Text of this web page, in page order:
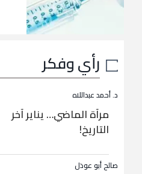
رأي وفكر
د. أحمد عبداللاه
مرآة الماضي… يناير آخر
التاريخ!
صالح أبو عوذل